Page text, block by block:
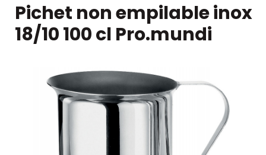
Pichet non empilable inox
18/10 100 cl Pro.mundi